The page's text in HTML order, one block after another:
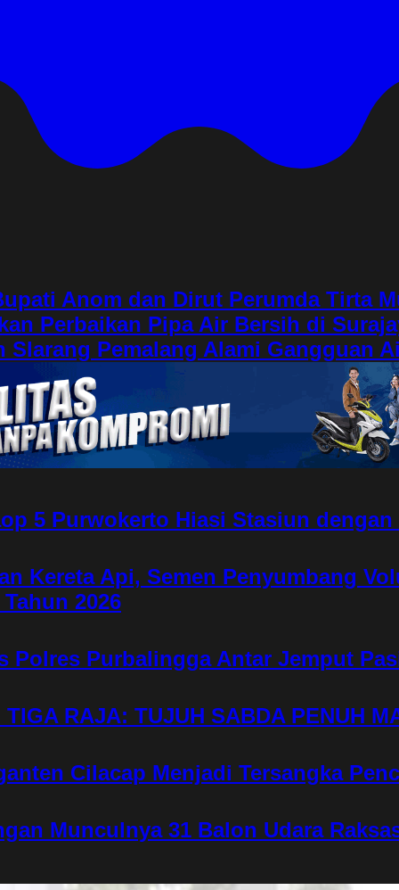
Anom dan Dirut Perumda Tirta
Perbaikan Pipa Air Bersih di
Slarang Pemalang Alami Gangguan
5 Purwokerto Hiasi Stasiun
Kereta Api, Semen Penyumbang
2026
Polres Purbalingga Antar Jemput
RAJA: TUJUH SABDA PENUH
Cilacap Menjadi Tersangka
Munculnya 31 Balon Udara